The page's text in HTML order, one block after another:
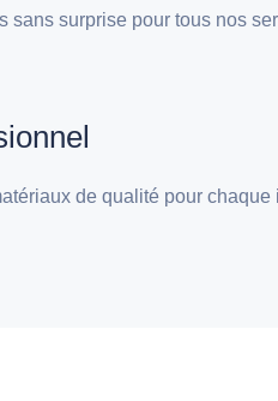
sans surprise pour tous nos
de qualité pour